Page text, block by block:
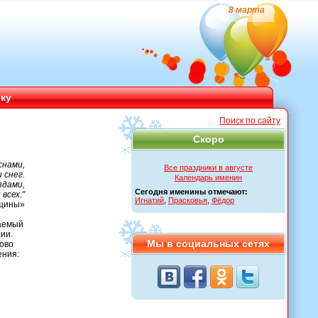
8 марта
Поиск по сайту
Скоро
Все праздники в августе
Календарь именин
Сегодня именины отмечают:
Игнатий Прасковья Фёдор
Мы в социальных сетях
снег.